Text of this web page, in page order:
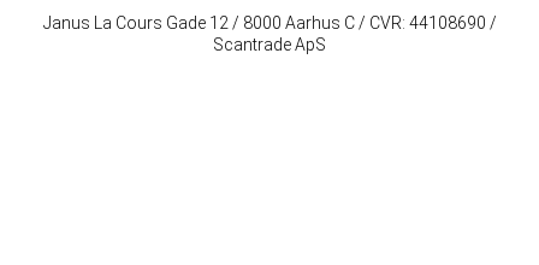
Janus La Cours Gade 12 / 8000 Aarhus C / CVR: 44108690 /
Scantrade ApS